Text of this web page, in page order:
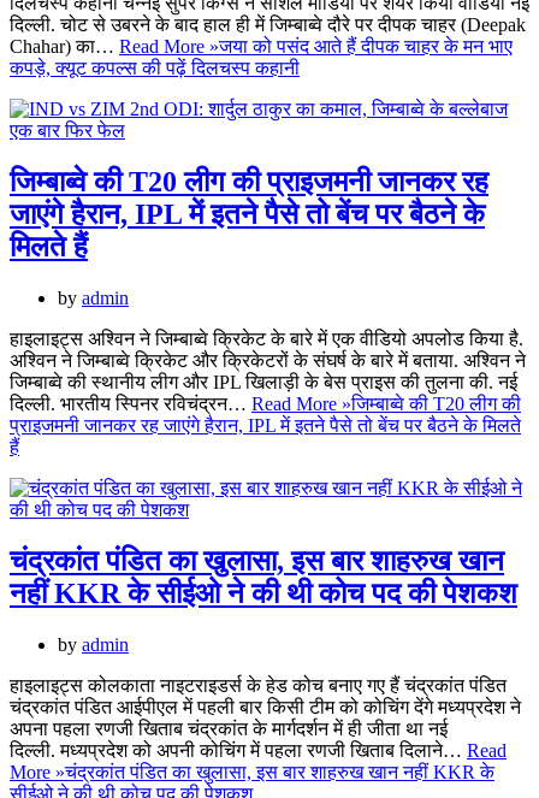
दिल्ली. चोट से उबरने के बाद हाल ही में जिम्बाब्वे दौरे पर दीपक चाहर (Deepak
Chahar) का… Read More »जया को पसंद आते हैं दीपक चाहर के मन भाए
कपड़े, क्यूट कपल्स की पढ़ें दिलचस्प कहानी
जिम्बाब्वे की T20 लीग की प्राइजमनी जानकर रह
जाएंगे हैरान, IPL में इतने पैसे तो बेंच पर बैठने के
मिलते हैं
by admin
हाइलाइट्स अश्विन ने जिम्बाब्वे क्रिकेट के बारे में एक वीडियो अपलोड किया है.
अश्विन ने जिम्बाब्वे क्रिकेट और क्रिकेटरों के संघर्ष के बारे में बताया. अश्विन ने
जिम्बाब्वे की स्थानीय लीग और IPL खिलाड़ी के बेस प्राइस की तुलना की. नई
दिल्ली. भारतीय स्पिनर रविचंद्रन… Read More »जिम्बाब्वे की T20 लीग की
प्राइजमनी जानकर रह जाएंगे हैरान, IPL में इतने पैसे तो बेंच पर बैठने के मिलते
हैं
चंद्रकांत पंडित का खुलासा, इस बार शाहरुख खान
नहीं KKR के सीईओ ने की थी कोच पद की पेशकश
by admin
हाइलाइट्स कोलकाता नाइटराइडर्स के हेड कोच बनाए गए हैं चंद्रकांत पंडित
चंद्रकांत पंडित आईपीएल में पहली बार किसी टीम को कोचिंग देंगे मध्यप्रदेश ने
अपना पहला रणजी खिताब चंद्रकांत के मार्गदर्शन में ही जीता था नई
दिल्ली. मध्यप्रदेश को अपनी कोचिंग में पहला रणजी खिताब दिलाने… Read
More »चंद्रकांत पंडित का खुलासा, इस बार शाहरुख खान नहीं KKR के
सीईओ ने की थी कोच पद की पेशकश